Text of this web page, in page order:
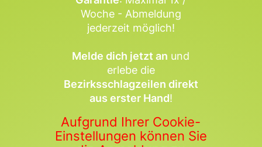
Woche - Abmeldung
jederzeit möglich!
Melde dich jetzt an und
erlebe die
Bezirksschlagzeilen direkt
aus erster Hand!
Aufgrund Ihrer Cookie-
Einstellungen können Sie